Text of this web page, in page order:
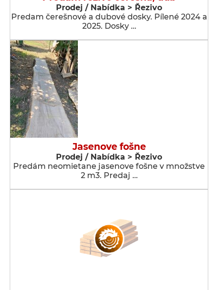
Prodej / Nabídka > Řezivo
Predam čerešnové a dubové dosky. Pílené 2024 a
2025. Dosky …
Jasenove fošne
Prodej / Nabídka > Řezivo
Predám neomietane jasenove fošne v množstve
2 m3. Predaj …